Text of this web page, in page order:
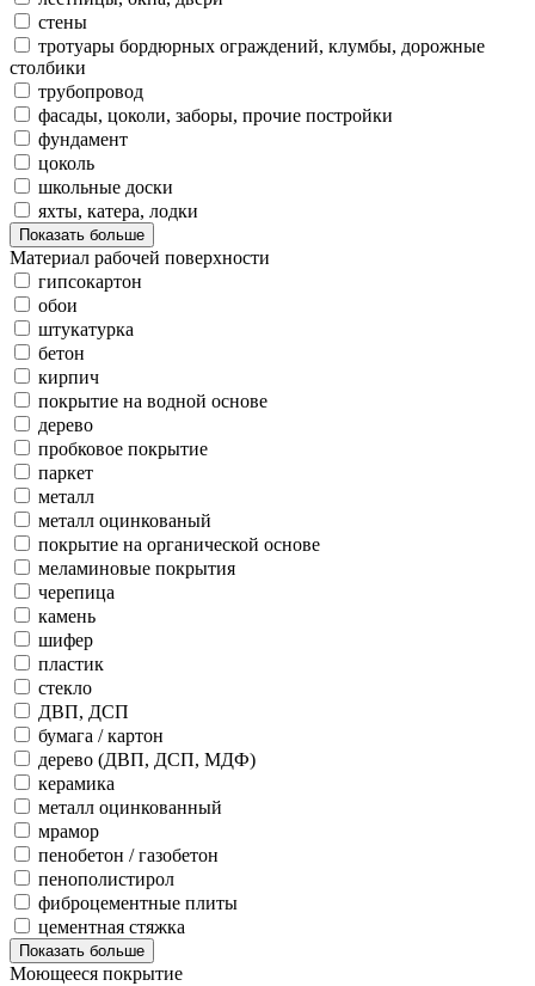
стены
тротуары бордюрных ограждений, клумбы, дорожные
столбики
трубопровод
фасады, цоколи, заборы, прочие постройки
фундамент
цоколь
школьные доски
яхты, катера, лодки
Показать больше
Материал рабочей поверхности
гипсокартон
обои
штукатурка
бетон
кирпич
покрытие на водной основе
дерево
пробковое покрытие
паркет
металл
металл оцинкованый
покрытие на органической основе
меламиновые покрытия
черепица
камень
шифер
пластик
стекло
ДВП, ДСП
бумага / картон
дерево (ДВП, ДСП, МДФ)
керамика
металл оцинкованный
мрамор
пенобетон / газобетон
пенополистирол
фиброцементные плиты
цементная стяжка
Показать больше
Моющееся покрытие